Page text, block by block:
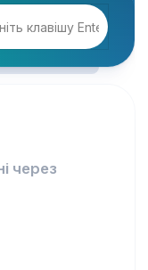
через